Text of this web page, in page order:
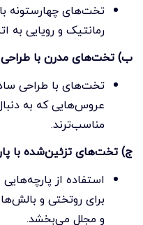
تخت‌های چهارستونه
رمانتیک و رویایی به
ب) تخت‌های مدرن با طراحی
تخت‌های با طراحی
عروس‌هایی که به
مناسب‌ترند.
ج) تخت‌های تزئین‌شده با
استفاده از
برای روتختی و
و مجلل می‌بخشد.